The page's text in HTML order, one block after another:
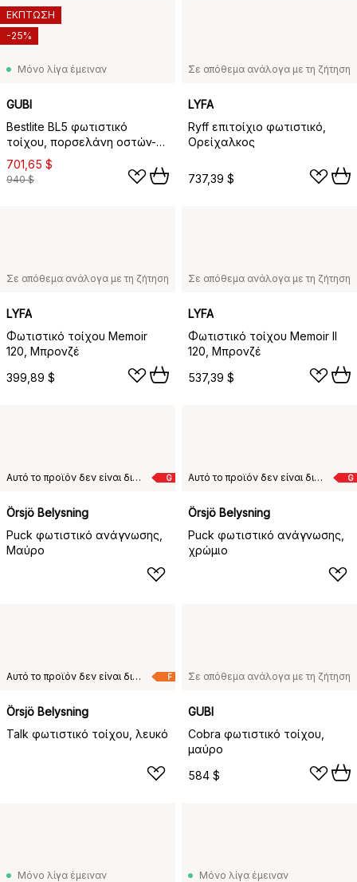
Μόνο λίγα έμειναν
GUBI
Bestlite BL5 φωτιστικό
τοίχου, πορσελάνη οστών-
μαύρο
701,65 $
940 $
ΕΚΠΤΩΣΗ
-25%
Σε απόθεμα ανάλογα με τη ζήτηση
LYFA
Ryff επιτοίχιο φωτιστικό,
Ορείχαλκος
737,39 $
Σε απόθεμα ανάλογα με τη ζήτηση
LYFA
Φωτιστικό τοίχου Memoir
120, Μπρονζέ
399,89 $
Σε απόθεμα ανάλογα με τη ζήτηση
LYFA
Φωτιστικό τοίχου Memoir II
120, Μπρονζέ
537,39 $
G
Αυτό το προϊόν δεν είναι διαθέσιμο στη χώρα παράδοσης που έχετε επιλέξει.
Örsjö Belysning
Puck φωτιστικό ανάγνωσης,
Mαύρο
G
Αυτό το προϊόν δεν είναι διαθέσιμο στη χώρα παράδοσης που έχετε επιλέξει.
Örsjö Belysning
Puck φωτιστικό ανάγνωσης,
χρώμιο
F
Αυτό το προϊόν δεν είναι διαθέσιμο στη χώρα παράδοσης που έχετε επιλέξει.
Örsjö Belysning
Talk φωτιστικό τοίχου, λευκό
Σε απόθεμα ανάλογα με τη ζήτηση
GUBI
Cobra φωτιστικό τοίχου,
μαύρο
584 $
Μόνο λίγα έμειναν Μόνο λίγα έμειναν